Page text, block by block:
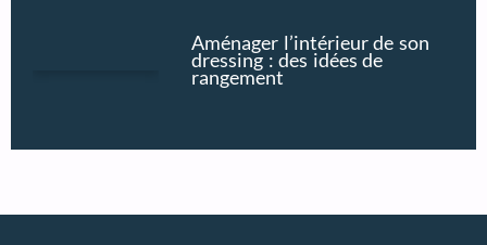
Aménager l’intérieur de son
dressing : des idées de
rangement